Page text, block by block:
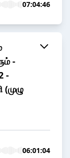
07:04:46
-
-
06:01:04